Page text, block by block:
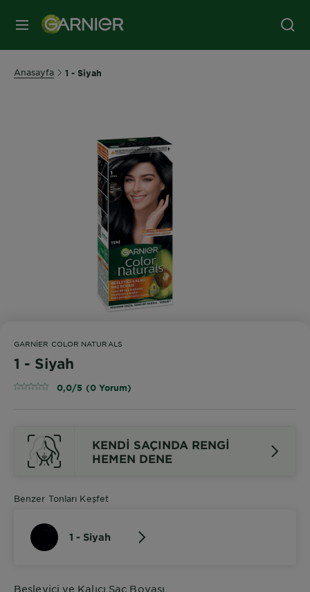
MENÜ
Anasayfa 1 - Siyah
GARNIER COLOR NATURALS
1 - Siyah
0,0/5 (0 Yorum)
KENDI SAÇINDA RENGI
HEMEN DENE
Benzer Tonları Keşfet
1 - Siyah
Besleyici ve Kalıcı Saç Boyası